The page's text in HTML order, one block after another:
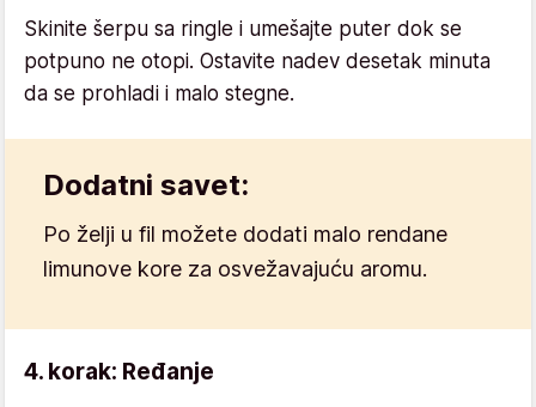
Skinite šerpu sa ringle i umešajte puter dok se
potpuno ne otopi. Ostavite nadev desetak minuta
da se prohladi i malo stegne.
Dodatni savet:
Po želji u fil možete dodati malo rendane
limunove kore za osvežavajuću aromu.
4. korak: Ređanje